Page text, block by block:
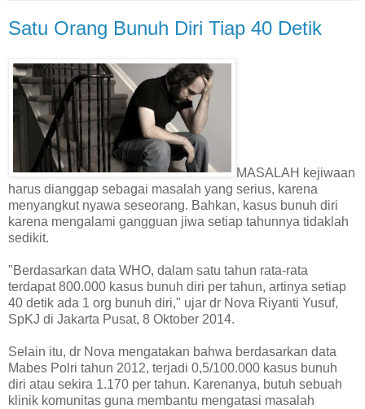
Satu Orang Bunuh Diri Tiap 40 Detik
MASALAH kejiwaan
harus dianggap sebagai masalah yang serius, karena
menyangkut nyawa seseorang. Bahkan, kasus bunuh diri
karena mengalami gangguan jiwa setiap tahunnya tidaklah
sedikit.
"Berdasarkan data WHO, dalam satu tahun rata-rata
terdapat 800.000 kasus bunuh diri per tahun, artinya setiap
40 detik ada 1 org bunuh diri," ujar dr Nova Riyanti Yusuf,
SpKJ di Jakarta Pusat, 8 Oktober 2014.
Selain itu, dr Nova mengatakan bahwa berdasarkan data
Mabes Polri tahun 2012, terjadi 0,5/100.000 kasus bunuh
diri atau sekira 1.170 per tahun. Karenanya, butuh sebuah
klinik komunitas guna membantu mengatasi masalah